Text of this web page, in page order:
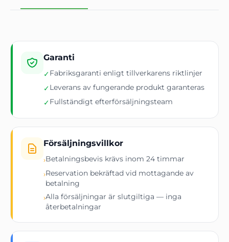
Garanti
✓Fabriksgaranti enligt tillverkarens riktlinjer
✓Leverans av fungerande produkt garanteras
✓Fullständigt efterförsäljningsteam
Försäljningsvillkor
›Betalningsbevis krävs inom 24 timmar
›Reservation bekräftad vid mottagande av
betalning
›Alla försäljningar är slutgiltiga — inga
återbetalningar